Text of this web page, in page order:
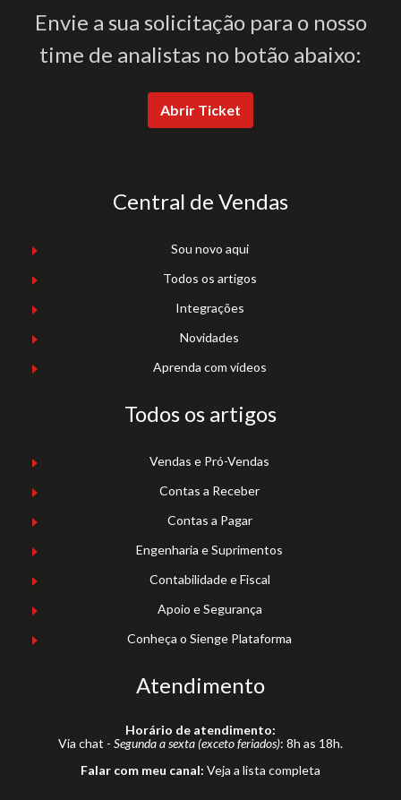
Envie a sua solicitação para o nosso
time de analistas no botão abaixo:
Abrir Ticket
Central de Vendas
Sou novo aqui
Todos os artigos
Integrações
Novidades
Aprenda com vídeos
Todos os artigos
Vendas e Pró-Vendas
Contas a Receber
Contas a Pagar
Engenharia e Suprimentos
Contabilidade e Fiscal
Apoio e Segurança
Conheça o Sienge Plataforma
Atendimento
Horário de atendimento:
Via chat - Segunda a sexta (exceto feriados): 8h as 18h.
Falar com meu canal: Veja a lista completa